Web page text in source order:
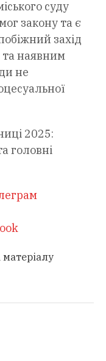
суду
закону та є
захід
та наявним
не
2025:
головні